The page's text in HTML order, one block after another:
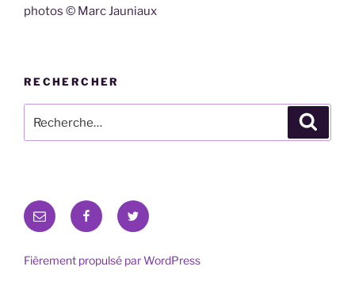
photos © Marc Jauniaux
RECHERCHER
pour
E-
mail
FacebookTwitter
Fièrement propulsé par WordPress